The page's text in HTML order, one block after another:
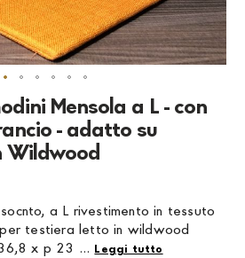
Mensola a L - con
- adatto su
a L rivestimento in tessuto
per testiera letto in wildwood
x p 23 ... Leggi tutto